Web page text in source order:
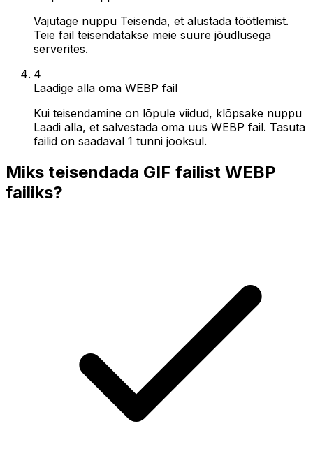
Vajutage nuppu Teisenda, et alustada töötlemist.
Teie fail teisendatakse meie suure jõudlusega
serverites.
4
Laadige alla oma WEBP fail
Kui teisendamine on lõpule viidud, klõpsake nuppu
Laadi alla, et salvestada oma uus WEBP fail. Tasuta
failid on saadaval 1 tunni jooksul.
Miks teisendada GIF failist WEBP
failiks?